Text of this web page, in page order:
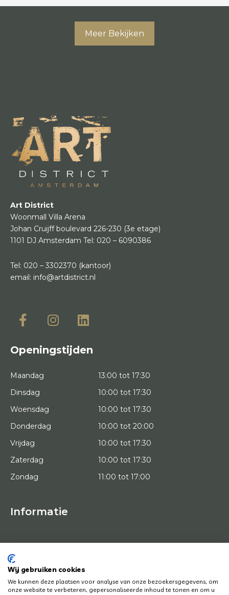
Meer Bekijken
Art District
Woonmall Villa Arena
Johan Cruijff boulevard 226-230 (3e etage)
1101 DJ Amsterdam Tel: 020 – 6090386
Tel: 020 – 3302370 (kantoor)
email: info@artdistrict.nl
Openingstijden
Maandag
13:00 tot 17:30
Dinsdag
10:00 tot 17:30
Woensdag
10:00 tot 17:30
Donderdag
10:00 tot 20:00
Vrijdag
10:00 tot 17:30
Zaterdag
10:00 tot 17:30
Zondag
11:00 tot 17:00
Informatie
HOME
KUNSTENAARS
KUNSTWERKEN
NEWS
Wij gebruiken cookies
We kunnen deze plaatsen voor analyse van onze bezoekersgegevens, om
onze website te verbeteren, gepersonaliseerde inhoud te tonen en om u